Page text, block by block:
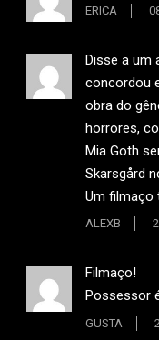
ERICA
Disse a um
concordou
obra do
horrores,
Mia Goth
Skarsgård
Um filmaço
ALEXB
Filmaço!
Possessor
GUSTA